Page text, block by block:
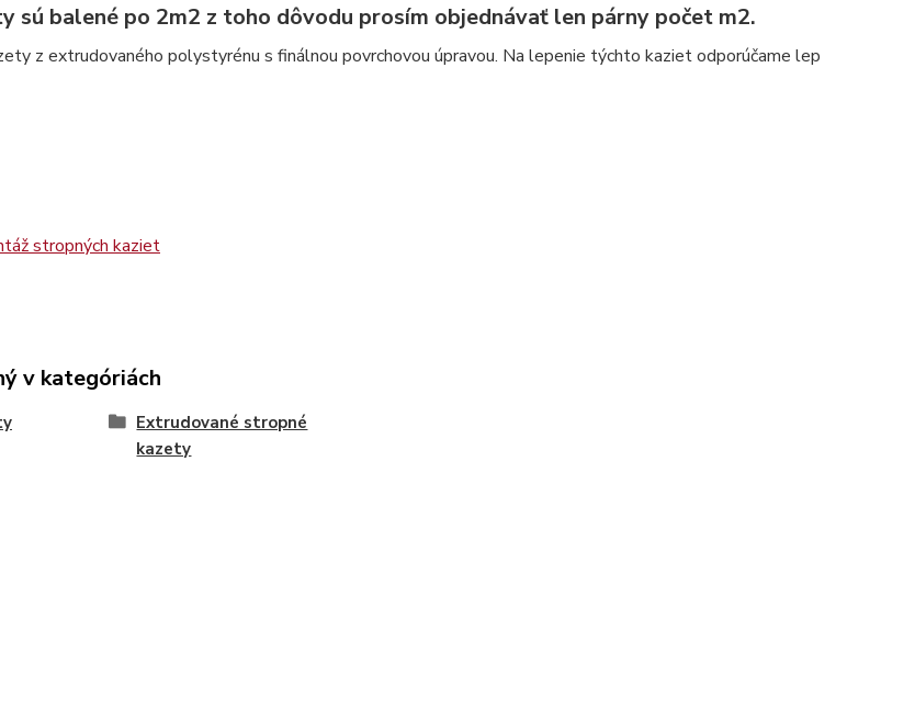
sú balené po 2m2 z toho dôvodu prosím objednávať len párny počet m2.
z extrudovaného polystyrénu s finálnou povrchovou úpravou. Na lepenie týchto kaziet odporúčame lep
stropných kaziet
v kategóriách
Extrudované stropné
kazety